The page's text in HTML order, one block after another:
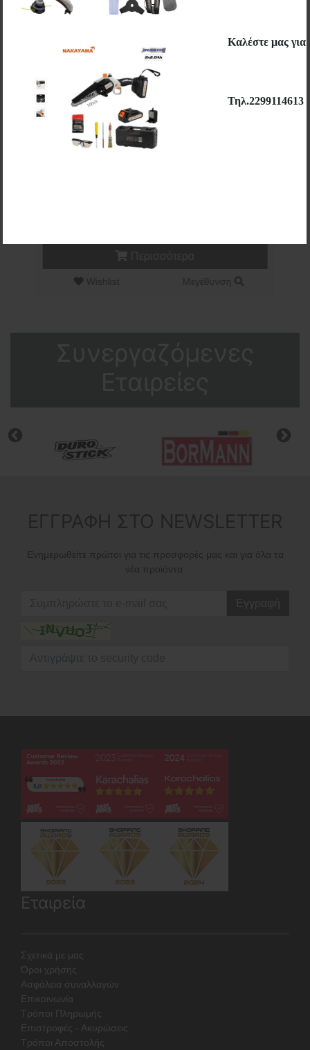
L06 - ΜΟΤΕΡ ΣΟΥΒΛΑΣ ΚΟΚΟΡΕΤΣΙΟΥ
ΡΕΥΜΑΤΟΣ 4W ΡΕΥΜΑΤΟΣ 2rpm/m
Wishlist Μεγέθυνση
Ενημερωθείτε πρώτοι για τις προσφορές μας και για όλα τα
νέα προϊόντα.
Εταιρεία
Σχετικά με μας
Όροι χρήσης
Ασφάλεια συναλλαγών
Επικοινωνία
Τρόποι Πληρωμής
Επιστροφές - Ακυρώσεις
Τρόποι Αποστολής
Καλέστε μας για
Τηλ.2299114613